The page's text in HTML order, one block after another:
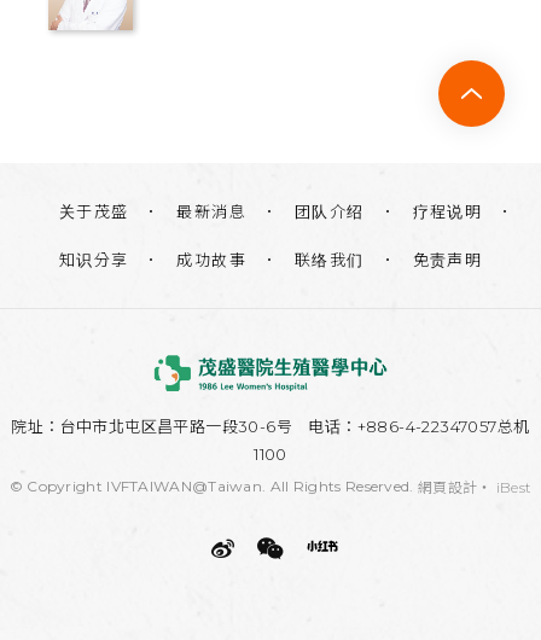
关于茂盛 最新消息 团队介绍 疗程说明
知识分享 成功故事 联络我们 免责声明
院址： 台中市北屯区昌平路一段30-6号 电话：+886-4-22347057总机
1100
© Copyright IVFTAIWAN@Taiwan. All Rights Reserved. 網頁設計 ‧ iBest